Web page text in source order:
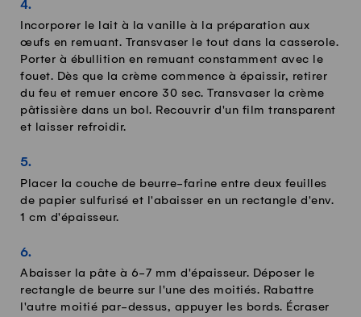
Incorporer le lait à la vanille à la préparation aux
œufs en remuant. Transvaser le tout dans la casserole.
Porter à ébullition en remuant constamment avec le
fouet. Dès que la crème commence à épaissir, retirer
du feu et remuer encore 30 sec. Transvaser la crème
pâtissière dans un bol. Recouvrir d'un film transparent
et laisser refroidir.
Placer la couche de beurre-farine entre deux feuilles
de papier sulfurisé et l'abaisser en un rectangle d'env.
1 cm d'épaisseur.
Abaisser la pâte à 6-7 mm d'épaisseur. Déposer le
rectangle de beurre sur l'une des moitiés. Rabattre
l'autre moitié par-dessus, appuyer les bords. Écraser